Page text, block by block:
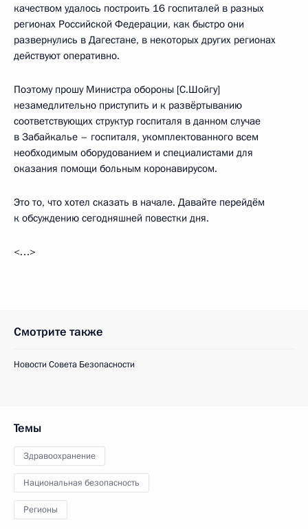
качеством удалось построить 16 госпиталей в разных
регионах Российской Федерации, как быстро они
развернулись в Дагестане, в некоторых других регионах
действуют оперативно.
Поэтому прошу Министра обороны [С.Шойгу]
незамедлительно приступить и к развёртыванию
соответствующих структур госпиталя в данном случае
в Забайкалье – госпиталя, укомплектованного всем
необходимым оборудованием и специалистами для
оказания помощи больным коронавирусом.
Это то, что хотел сказать в начале. Давайте перейдём
к обсуждению сегодняшней повестки дня.
<…>
Смотрите также
Новости Совета Безопасности
Темы
Здравоохранение
Национальная безопасность
Регионы